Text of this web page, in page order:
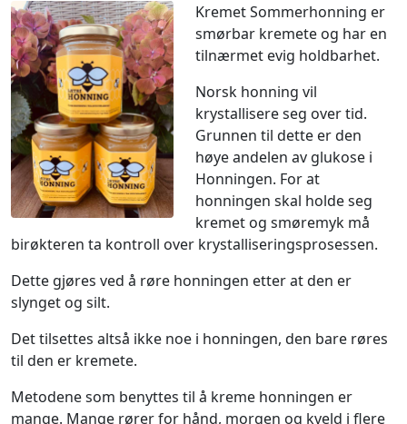
Kremet Sommerhonning er
smørbar kremete og har en
tilnærmet evig holdbarhet.
Norsk honning vil
krystallisere seg over tid.
Grunnen til dette er den
høye andelen av glukose i
Honningen. For at
honningen skal holde seg
kremet og smøremyk må
birøkteren ta kontroll over krystalliseringsprosessen.
Dette gjøres ved å røre honningen etter at den er
slynget og silt.
Det tilsettes altså ikke noe i honningen, den bare røres
til den er kremete.
Metodene som benyttes til å kreme honningen er
mange. Mange rører for hånd, morgen og kveld i flere